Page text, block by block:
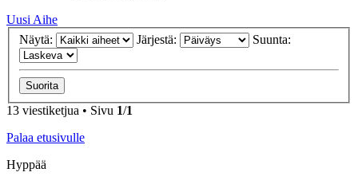
Uusi Aihe
Näytä:
Järjestä: Suunta:
13 viestiketjua • Sivu 1/1
Palaa etusivulle
Hyppää